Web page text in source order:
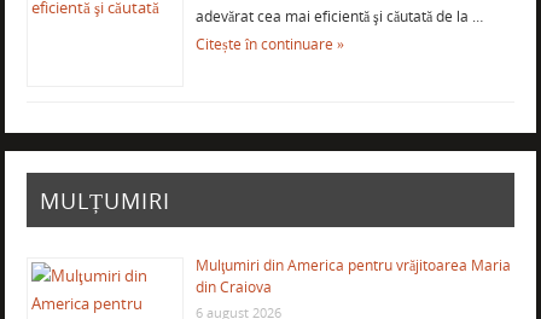
adevărat cea mai eficientă şi căutată de la …
Citește în continuare »
MULȚUMIRI
Mulţumiri din America pentru vrăjitoarea Maria
din Craiova
6 august 2026